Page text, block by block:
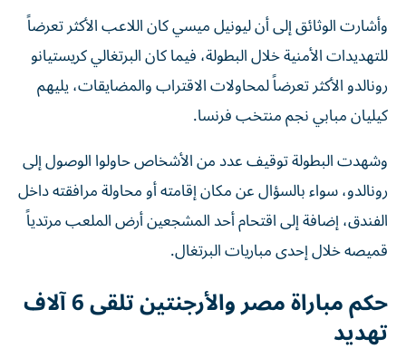
وأشارت الوثائق إلى أن ليونيل ميسي كان اللاعب الأكثر تعرضاً
للتهديدات الأمنية خلال البطولة، فيما كان البرتغالي كريستيانو
رونالدو الأكثر تعرضاً لمحاولات الاقتراب والمضايقات، يليهم
كيليان مبابي نجم منتخب فرنسا.
وشهدت البطولة توقيف عدد من الأشخاص حاولوا الوصول إلى
رونالدو، سواء بالسؤال عن مكان إقامته أو محاولة مرافقته داخل
الفندق، إضافة إلى اقتحام أحد المشجعين أرض الملعب مرتدياً
قميصه خلال إحدى مباريات البرتغال.
حكم مباراة مصر والأرجنتين تلقى 6 آلاف
تهديد